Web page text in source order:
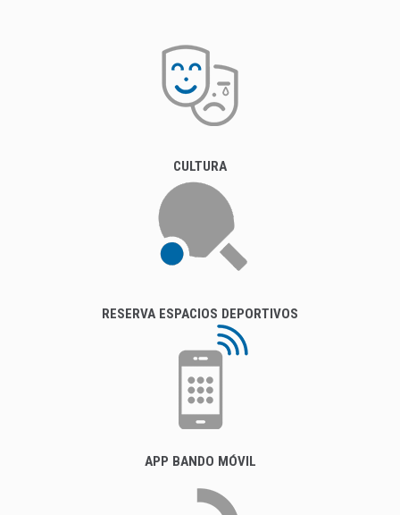
CULTURA
RESERVA ESPACIOS DEPORTIVOS
APP BANDO MÓVIL